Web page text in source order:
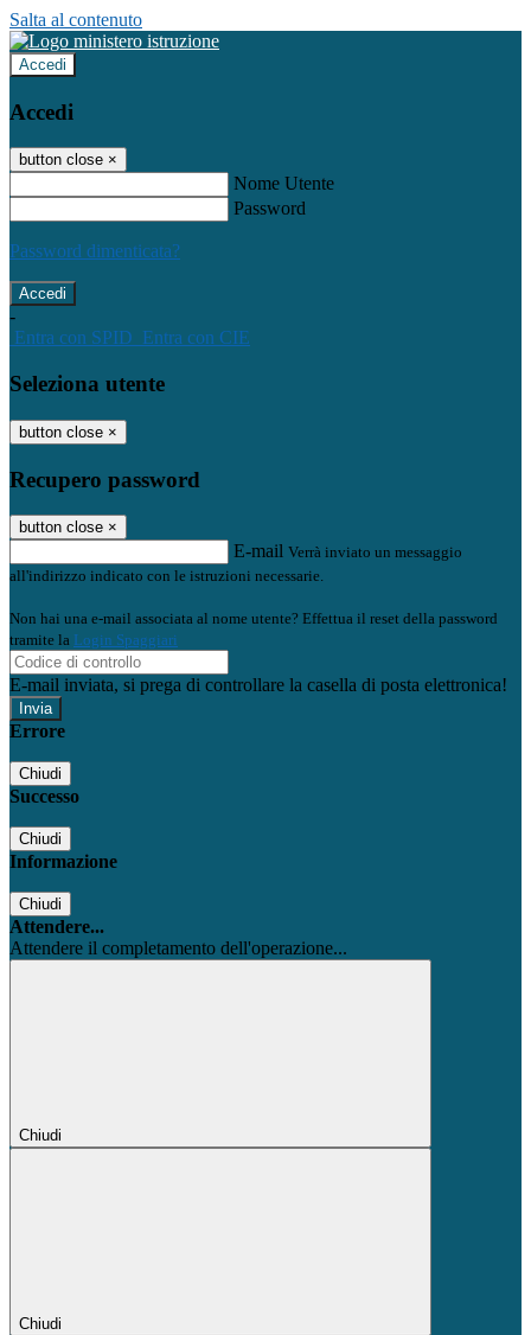
Salta al contenuto
Accedi
Accedi
button close ×
Nome Utente
Password
Password dimenticata?
-
Entra con SPID Entra con CIE
Seleziona utente
button close ×
Recupero password
button close ×
E-mail Verrà inviato un messaggio
all'indirizzo indicato con le istruzioni necessarie.
Non hai una e-mail associata al nome utente? Effettua il reset della password
tramite la Login Spaggiari
E-mail inviata, si prega di controllare la casella di posta elettronica!
Errore
Chiudi
Successo
Chiudi
Informazione
Chiudi
Attendere...
Attendere il completamento dell'operazione...
Chiudi
Chiudi